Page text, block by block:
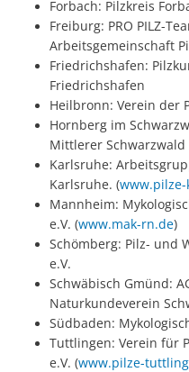
Forbach: Pilzkreis
Freiburg: PRO PILZ-
Arbeitsgemeinschaft
Friedrichshafen:
Friedrichshafen
Heilbronn: Verein der
Hornberg im
Mittlerer Schwarzwald
Karlsruhe:
Karlsruhe. (
Mannheim:
e.V. (www.mak-rn.de)
Schömberg: Pilz- und
e.V.
Schwäbisch Gmünd:
Naturkundeverein
Südbaden:
Tuttlingen: Verein für
e.V. (www.pilze-